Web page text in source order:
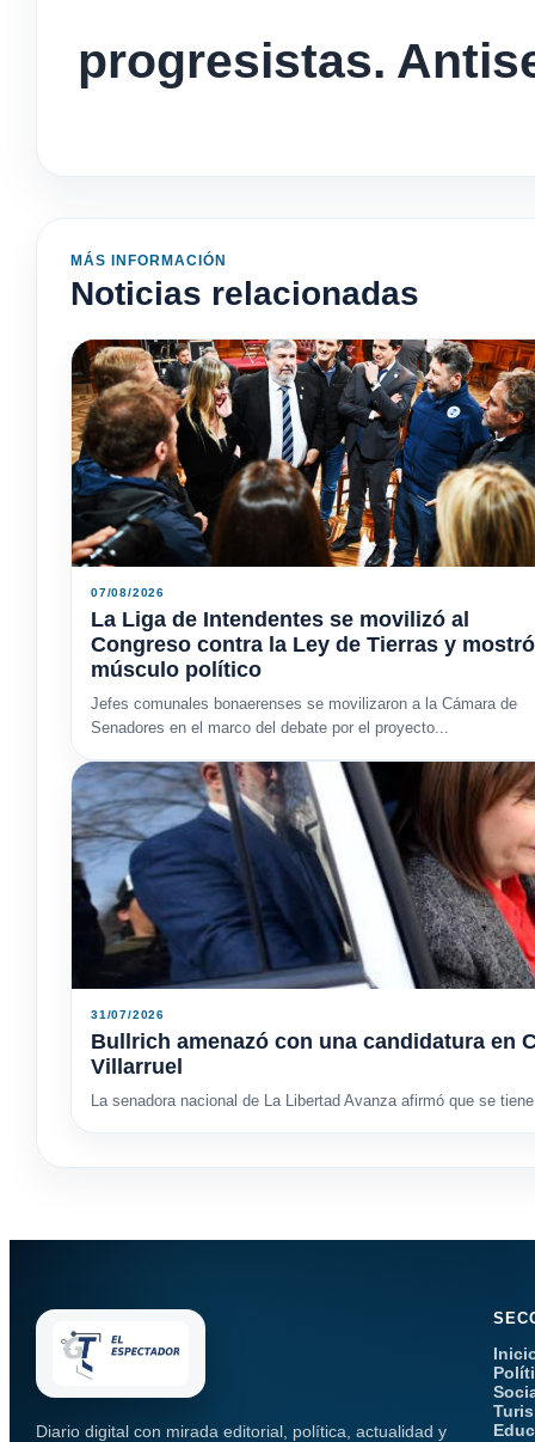
progresistas.
MÁS INFORMACIÓN
Noticias relacionadas
07/08/2026
La Liga de Intendentes se movilizó al
Congreso contra la Ley de Tierras y mostró
músculo político
Jefes comunales bonaerenses se movilizaron a la Cámara de
Senadores en el marco del debate por el proyecto...
31/07/2026
Bullrich amenazó con una candidatura en
Villarruel
La senadora nacional de La Libertad Avanza afirmó que se
Diario digital con mirada editorial, política, actualidad y